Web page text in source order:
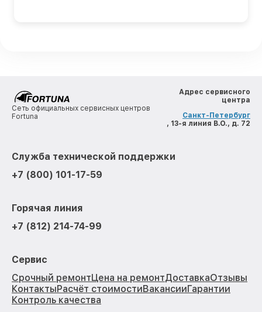
Сеть официальных сервисных центров
Fortuna
Адрес сервисного
центра
Санкт-Петербург
, 13-я линия В.О., д. 72
Служба технической поддержки
+7 (800) 101-17-59
Горячая линия
+7 (812) 214-74-99
Сервис
Срочный ремонтЦена на ремонтДоставкаОтзывы
КонтактыРасчёт стоимостиВакансииГарантии
Контроль качества